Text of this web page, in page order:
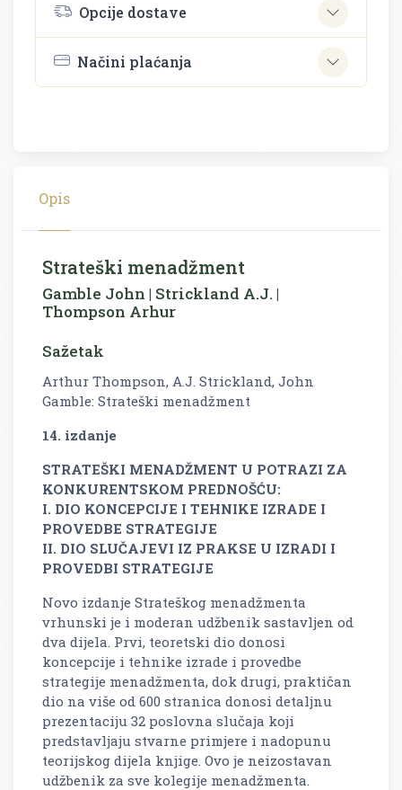
Opcije dostave
Načini plaćanja
Opis
Strateški menadžment
Gamble John | Strickland A.J. |
Thompson Arhur
Sažetak
Arthur Thompson, A.J. Strickland, John
Gamble: Strateški menadžment
14. izdanje
STRATEŠKI MENADŽMENT U POTRAZI ZA
KONKURENTSKOM PREDNOŠĆU:
I. DIO KONCEPCIJE I TEHNIKE IZRADE I
PROVEDBE STRATEGIJE
II. DIO SLUČAJEVI IZ PRAKSE U IZRADI I
PROVEDBI STRATEGIJE
Novo izdanje Strateškog menadžmenta
vrhunski je i moderan udžbenik sastavljen od
dva dijela. Prvi, teoretski dio donosi
koncepcije i tehnike izrade i provedbe
strategije menadžmenta, dok drugi, praktičan
dio na više od 600 stranica donosi detaljnu
prezentaciju 32 poslovna slučaja koji
predstavljaju stvarne primjere i nadopunu
teorijskog dijela knjige. Ovo je neizostavan
udžbenik za sve kolegije menadžmenta.